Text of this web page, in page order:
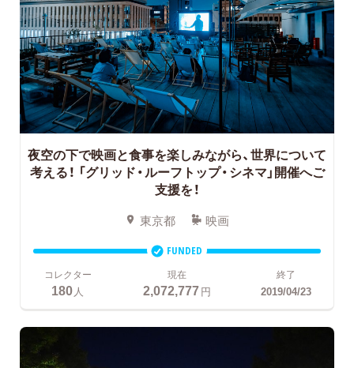
夜空の下で映画と食事を楽しみながら、世界について
考える！ 「グリッド・ルーフトップ・シネマ」開催へご
支援を！
東京都 映画
FUNDED
コレクター
180人
現在
2,072,777円
終了
2019/04/23